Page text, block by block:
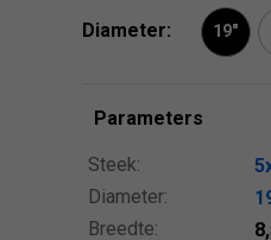
Diameter: 19"
Parameters
Steek:
Diameter:
Breedte: